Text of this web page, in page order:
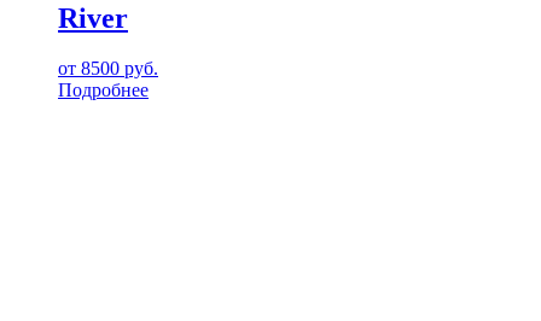
River
от 8500 руб.
Подробнее